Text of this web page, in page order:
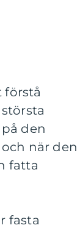
förstå
den
när den
fatta
fasta